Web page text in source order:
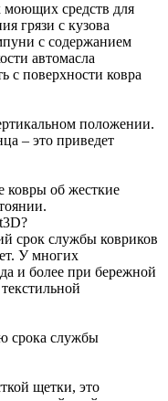
средств для
грязи с кузова
с содержанием
автомасла
с поверхности ковра
положении.
– это приведет
ковры об жесткие
срок службы ковриков
У многих
и более при бережной
срока службы
щетки, это